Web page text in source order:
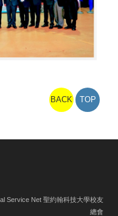
BACK TOP
Service Net 聖約翰科技大學校友
總會